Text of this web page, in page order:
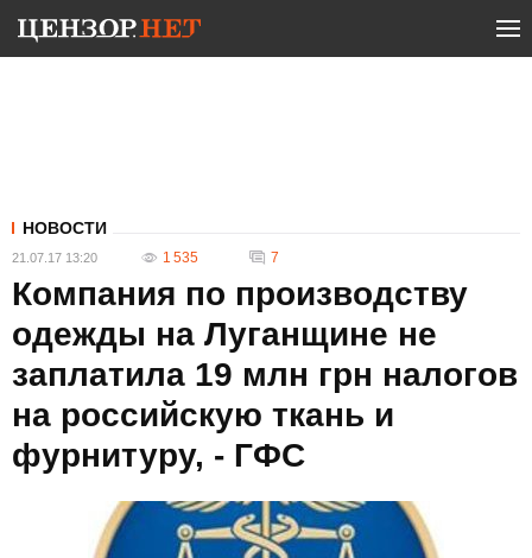
НОВОСТИ
21.07.17 13:20 1 535 7
Компания по производству
одежды на Луганщине не
заплатила 19 млн грн налогов
на российскую ткань и
фурнитуру, - ГФС